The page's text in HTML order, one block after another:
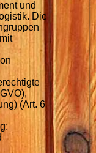
und
Die
(Art. 6